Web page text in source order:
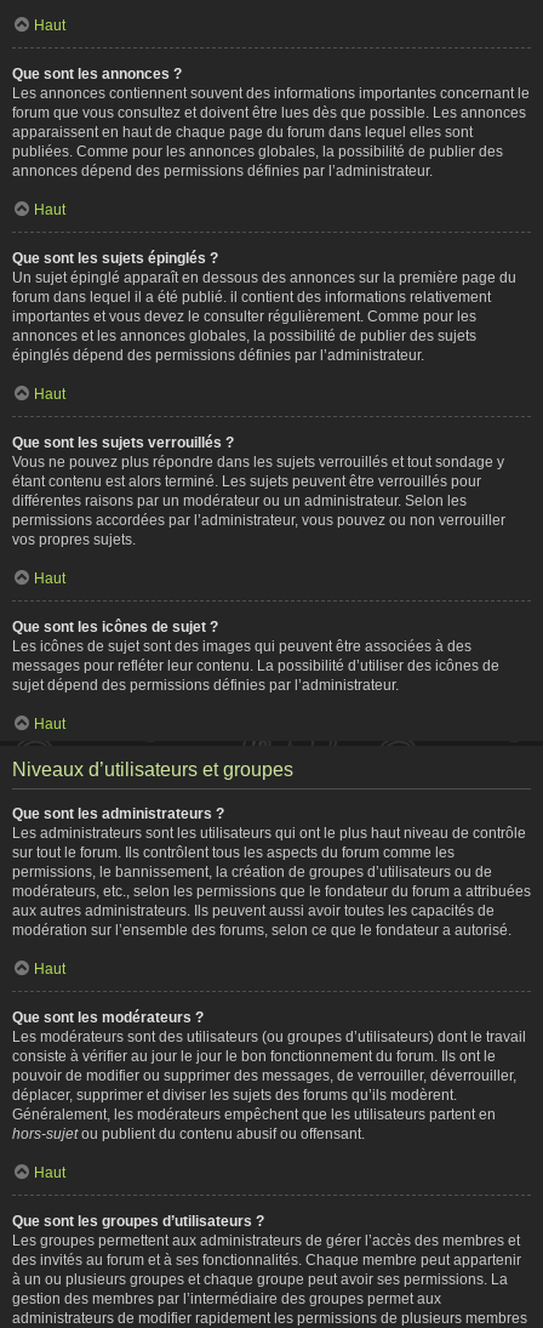
Haut
Que sont les annonces ?
Les annonces contiennent souvent des informations importantes concernant le
forum que vous consultez et doivent être lues dès que possible. Les annonces
apparaissent en haut de chaque page du forum dans lequel elles sont
publiées. Comme pour les annonces globales, la possibilité de publier des
annonces dépend des permissions définies par l’administrateur.
Haut
Que sont les sujets épinglés ?
Un sujet épinglé apparaît en dessous des annonces sur la première page du
forum dans lequel il a été publié. il contient des informations relativement
importantes et vous devez le consulter régulièrement. Comme pour les
annonces et les annonces globales, la possibilité de publier des sujets
épinglés dépend des permissions définies par l’administrateur.
Haut
Que sont les sujets verrouillés ?
Vous ne pouvez plus répondre dans les sujets verrouillés et tout sondage y
étant contenu est alors terminé. Les sujets peuvent être verrouillés pour
différentes raisons par un modérateur ou un administrateur. Selon les
permissions accordées par l’administrateur, vous pouvez ou non verrouiller
vos propres sujets.
Haut
Que sont les icônes de sujet ?
Les icônes de sujet sont des images qui peuvent être associées à des
messages pour refléter leur contenu. La possibilité d’utiliser des icônes de
sujet dépend des permissions définies par l’administrateur.
Haut
Niveaux d’utilisateurs et groupes
Que sont les administrateurs ?
Les administrateurs sont les utilisateurs qui ont le plus haut niveau de contrôle
sur tout le forum. Ils contrôlent tous les aspects du forum comme les
permissions, le bannissement, la création de groupes d’utilisateurs ou de
modérateurs, etc., selon les permissions que le fondateur du forum a attribuées
aux autres administrateurs. Ils peuvent aussi avoir toutes les capacités de
modération sur l’ensemble des forums, selon ce que le fondateur a autorisé.
Haut
Que sont les modérateurs ?
Les modérateurs sont des utilisateurs (ou groupes d’utilisateurs) dont le travail
consiste à vérifier au jour le jour le bon fonctionnement du forum. Ils ont le
pouvoir de modifier ou supprimer des messages, de verrouiller, déverrouiller,
déplacer, supprimer et diviser les sujets des forums qu’ils modèrent.
Généralement, les modérateurs empêchent que les utilisateurs partent en
hors-sujetou publient du contenu abusif ou offensant.
Haut
Que sont les groupes d’utilisateurs ?
Les groupes permettent aux administrateurs de gérer l’accès des membres et
des invités au forum et à ses fonctionnalités. Chaque membre peut appartenir
à un ou plusieurs groupes et chaque groupe peut avoir ses permissions. La
gestion des membres par l’intermédiaire des groupes permet aux
administrateurs de modifier rapidement les permissions de plusieurs membres